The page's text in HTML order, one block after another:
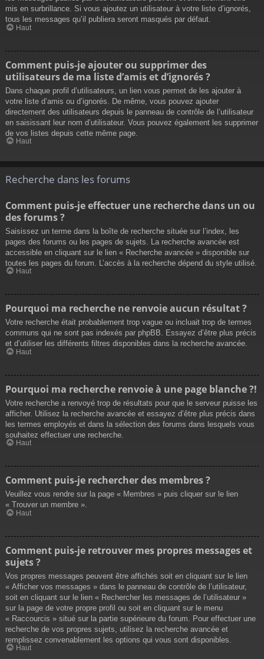
mis en surbrillance. Si vous ajoutez un utilisateur à votre liste d’ignorés,
tous les messages qu’il publiera seront masqués par défaut.
Haut
Comment puis-je ajouter ou supprimer des
utilisateurs de ma liste d’amis et d’ignorés ?
Dans chaque profil d’utilisateurs, un lien vous permet de les ajouter à
votre liste d’amis ou d’ignorés. De même, vous pouvez ajouter
directement des utilisateurs depuis le panneau de contrôle de l’utilisateur
en saisissant leur nom d’utilisateur. Vous pouvez également les supprimer
de vos listes depuis cette même page.
Haut
Recherche dans les forums
Comment puis-je effectuer une recherche dans un ou
des forums ?
Saisissez un terme dans la boîte de recherche située sur l’index, les
pages des forums ou les pages de sujets. La recherche avancée est
accessible en cliquant sur le lien « Recherche avancée » disponible sur
toutes les pages du forum. L’accès à la recherche dépend du style utilisé.
Haut
Pourquoi ma recherche ne renvoie aucun résultat ?
Votre recherche était probablement trop vague ou incluait trop de termes
communs qui ne sont pas indexés par phpBB. Essayez d’être plus précis
et d’utiliser les différents filtres disponibles dans la recherche avancée.
Haut
Pourquoi ma recherche renvoie à une page blanche ?!
Votre recherche a renvoyé trop de résultats pour que le serveur puisse les
afficher. Utilisez la recherche avancée et essayez d’être plus précis dans
les termes employés et dans la sélection des forums dans lesquels vous
souhaitez effectuer une recherche.
Haut
Comment puis-je rechercher des membres ?
Veuillez vous rendre sur la page « Membres » puis cliquer sur le lien
« Trouver un membre ».
Haut
Comment puis-je retrouver mes propres messages et
sujets ?
Vos propres messages peuvent être affichés soit en cliquant sur le lien
« Afficher vos messages » dans le panneau de contrôle de l’utilisateur,
soit en cliquant sur le lien « Rechercher les messages de l’utilisateur »
sur la page de votre propre profil ou soit en cliquant sur le menu
« Raccourcis » situé sur la partie supérieure du forum. Pour effectuer une
recherche de vos propres sujets, utilisez la recherche avancée et
remplissez convenablement les options qui vous sont disponibles.
Haut